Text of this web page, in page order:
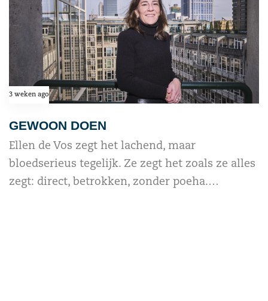
3 weken ago
GEWOON DOEN
Ellen de Vos zegt het lachend, maar
bloedserieus tegelijk. Ze zegt het zoals ze alles
zegt: direct, betrokken, zonder poeha.…